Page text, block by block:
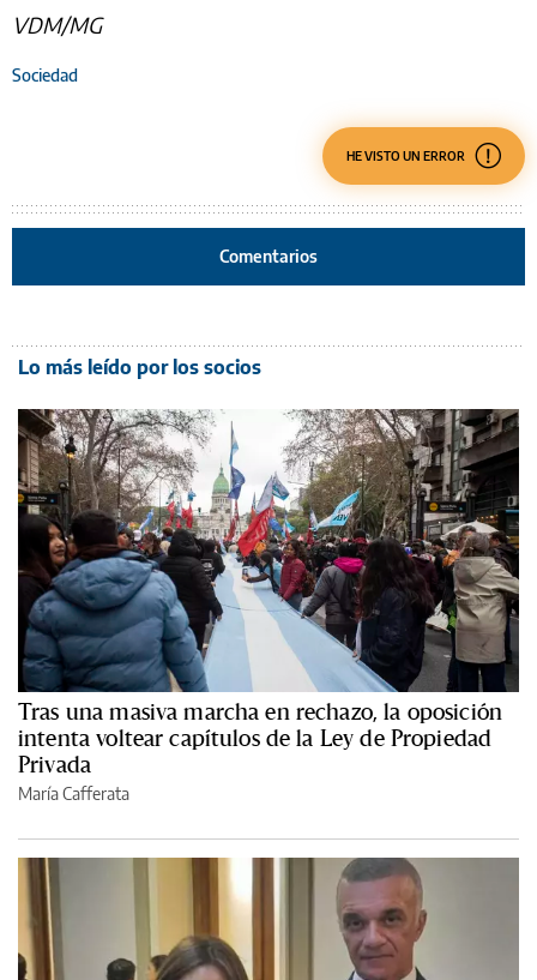
VDM/MG
Sociedad
HE VISTO UN ERROR
Comentarios
Lo más leído por los socios
Tras una masiva marcha en rechazo, la oposición
intenta voltear capítulos de la Ley de Propiedad
Privada
María Cafferata